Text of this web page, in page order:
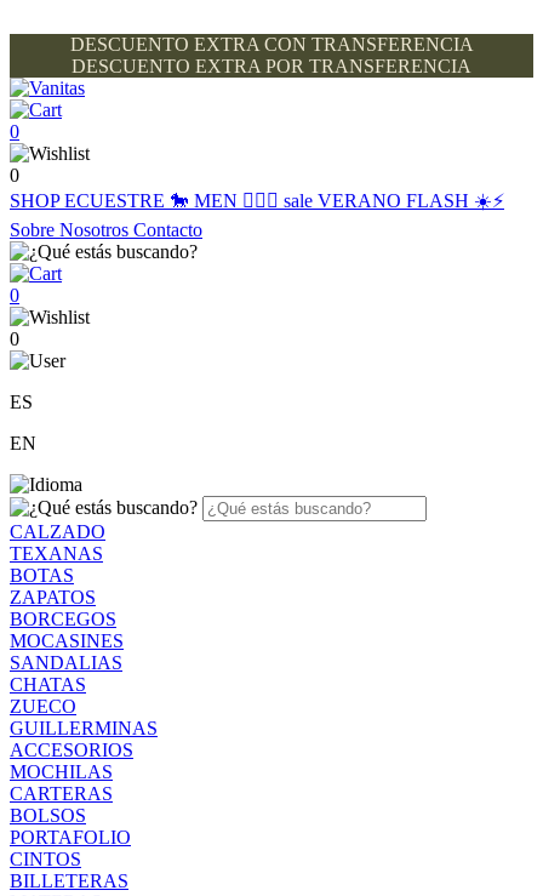
DESCUENTO EXTRA CON TRANSFERENCIA
DESCUENTO EXTRA POR TRANSFERENCIA
0
0
SHOPECUESTRE 🐎 MEN 🙋🏽‍♂️ sale VERANO FLASH ☀️⚡️
Sobre Nosotros Contacto
0
0
ES
EN
CALZADO
TEXANAS
BOTAS
ZAPATOS
BORCEGOS
MOCASINES
SANDALIAS
CHATAS
ZUECO
GUILLERMINAS
ACCESORIOS
MOCHILAS
CARTERAS
BOLSOS
PORTAFOLIO
CINTOS
BILLETERAS